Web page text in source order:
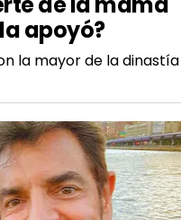
apoyó?
la mayor de la dinastía